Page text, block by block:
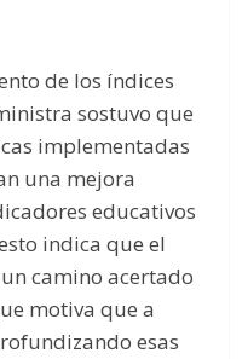
de los índices
sostuvo que
implementadas
una mejora
educativos
indica que el
camino acertado
motiva que a
esas